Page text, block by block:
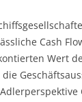
Cash
Wert